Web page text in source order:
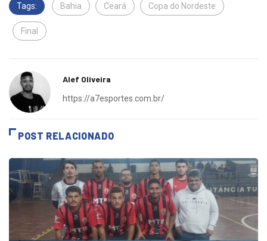
Tags: Bahia Ceará Copa do Nordeste
Final
Alef Oliveira
https://a7esportes.com.br/
POST RELACIONADO